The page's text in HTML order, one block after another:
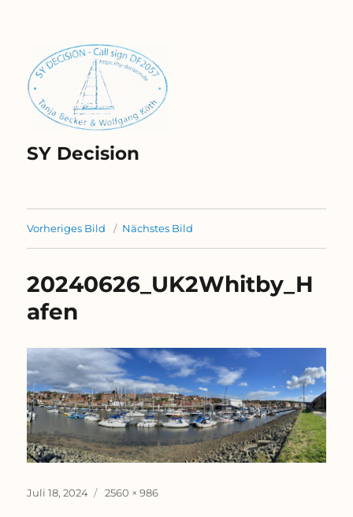
SY Decision
Vorheriges Bild Nächstes Bild
20240626_UK2Whitby_H
afen
Veröffentlicht
Juli 18, 2024 Originalgröße
2560 × 986